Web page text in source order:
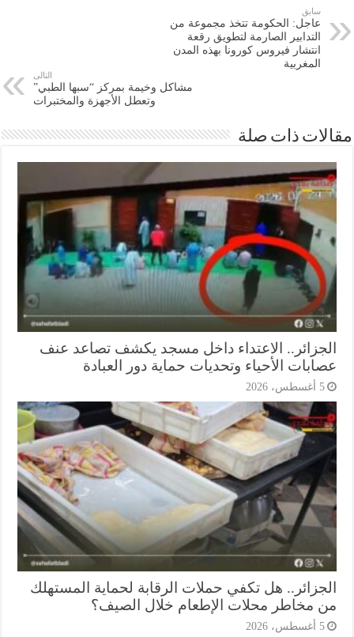
عاجل: الحكومة تتخذ مجموعة من
التدابير الصارمة لتطويق رقعة
انتشار فيروس كورونا بهذه المدن
المغربية
مشاكل وخيمة بمركز “سبها الطبي”
وتعطل الأجهزة والمختبرات
ذات صلة
الاعتداء داخل مسجد يكشف تصاعد عنف
الأحياء وتحديات حماية دور العبادة
هل تكفي حملات الرقابة لحماية المستهلك
مخاطر محلات الإطعام خلال الصيف؟